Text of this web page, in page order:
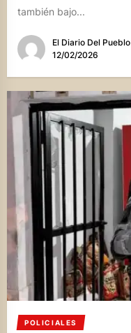
también bajo...
El Diario Del Pueblo
12/02/2026
POLICIALES